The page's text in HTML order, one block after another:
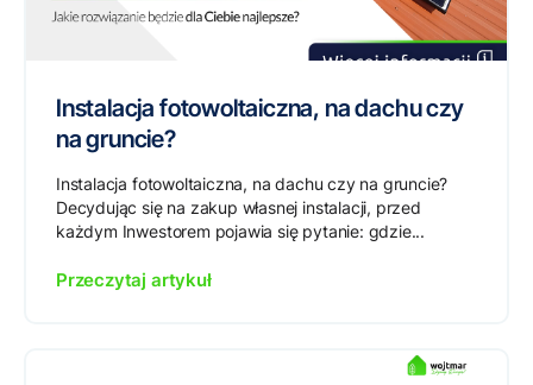
Instalacja fotowoltaiczna, na dachu czy
na gruncie?
Instalacja fotowoltaiczna, na dachu czy na gruncie?
Decydując się na zakup własnej instalacji, przed
każdym Inwestorem pojawia się pytanie: gdzie...
Przeczytaj artykuł